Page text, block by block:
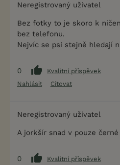
Neregistrovaný uživatel
Bez fotky to je skoro k
bez telefonu.
Nejvíc se psi stejně hledají
0
Kvalitní příspěvek
Nahlásit
Citovat
Neregistrovaný uživatel
A jorkšír snad v pouze
0
Kvalitní příspěvek